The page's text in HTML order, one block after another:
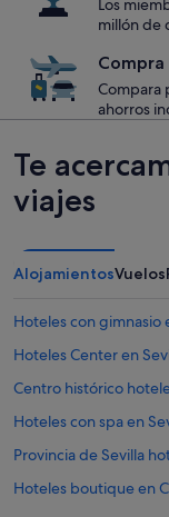
Los
millón de
Compara
ahorros
Te
viajes
AlojamientosVuelos
Hoteles con gimnasio
Hoteles Center en
Centro histórico
Hoteles con spa en
Provincia de Sevilla
Hoteles boutique en